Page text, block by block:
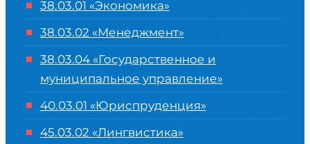
38.03.01 «Экономика»
38.03.02 «Менеджмент»
38.03.04 «Государственное и
муниципальное управление»
40.03.01 «Юриспруденция»
45.03.02 «Лингвистика»